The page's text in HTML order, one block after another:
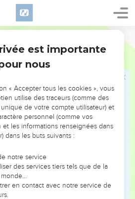
qui ne croient pas. En effet, dès
étaient ceux qui ne croyaient
allait le trahir.
bien pour cela que je vous ai dit :
moi si cela ne lui est accordé par le
là, beaucoup de ses disciples
de l’accompagner.
vers les Douze, leur demanda : —
aussi partir ?
répondit : —Seigneur, vers qui
de la vie éternelle.
toute notre *confiance en toi et
Saint, envoyé de Dieu.
est importante
nous
« Accepter tous les cookies », vous
utilise des traceurs (comme des
de votre compte utilisateur) et
personnel (comme vos
les informations renseignées dans
dans les buts suivants :
notre service
des services tiers tels que de la
monde…
en contact avec notre service de